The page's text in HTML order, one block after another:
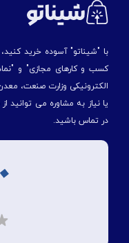
با "شیناتو" آسوده خرید
کسب و کارهای مجازی" و
الكترونیكی وزارت صنعت،
یا نیاز به مشاوره می
در تماس باشید.